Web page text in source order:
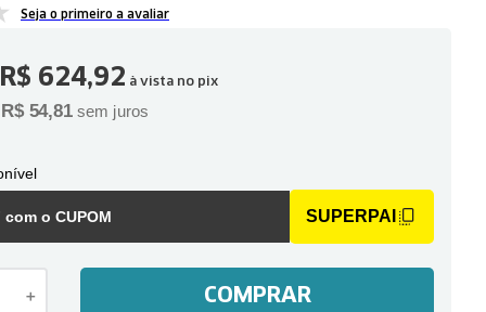
Seja o primeiro a avaliar
624,92 à vista no pix
R$ 54,81 sem juros
com o CUPOM SUPERPAI
＋ COMPRAR